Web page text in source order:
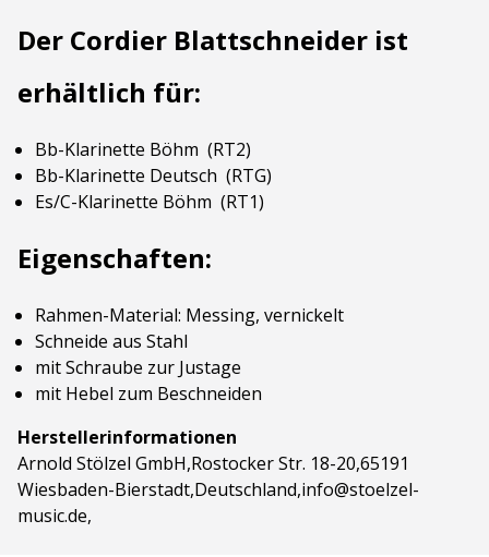
Der Cordier Blattschneider ist
erhältlich für:
Bb-Klarinette Böhm (RT2)
Bb-Klarinette Deutsch (RTG)
Es/C-Klarinette Böhm (RT1)
Eigenschaften:
Rahmen-Material: Messing, vernickelt
Schneide aus Stahl
mit Schraube zur Justage
mit Hebel zum Beschneiden
Herstellerinformationen
Arnold Stölzel GmbH,Rostocker Str. 18-20,65191
Wiesbaden-Bierstadt,Deutschland,info@stoelzel-
music.de,